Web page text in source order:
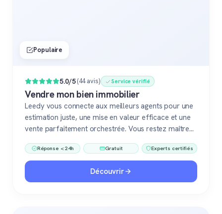
Populaire
5.0/5(44 avis) Service vérifié
Vendre mon bien immobilier
Leedy vous connecte aux meilleurs agents pour une
estimation juste, une mise en valeur efficace et une
vente parfaitement orchestrée. Vous restez maître
Réponse < 24h Gratuit Experts certifiés
Découvrir